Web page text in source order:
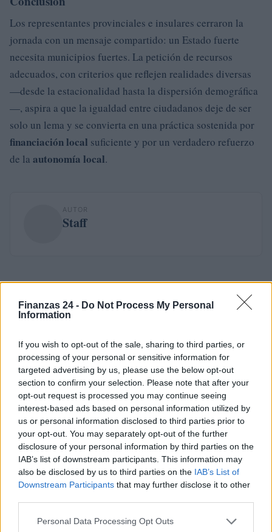
Finanzas 24 - Do Not Process My Personal
Information
If you wish to opt-out of the sale, sharing to third parties, or
processing of your personal or sensitive information for
targeted advertising by us, please use the below opt-out
section to confirm your selection. Please note that after your
opt-out request is processed you may continue seeing
interest-based ads based on personal information utilized by
us or personal information disclosed to third parties prior to
your opt-out. You may separately opt-out of the further
disclosure of your personal information by third parties on the
IAB’s list of downstream participants. This information may
also be disclosed by us to third parties on the IAB’s List of
Downstream Participants that may further disclose it to other
Please note that this website/app uses one or more Google
Personal Data Processing Opt Outs
Los representantes provinciales e insulares cerraron la
jornada con un mensaje compartido: un Estado fuerte
necesita municipios fuertes. La petición de recursos
adecuados, con criterios que reflejen realidades diversas
—desde la estacionalidad hasta la dispersión demográfica
—, aspira a que la igualdad entre ciudadanos deje de ser
solo un lema y se convierta en una práctica sostenida por
financiación local suficiente y por un verdadero refuerzo
de la autonomía local.
AUTOR
Staff